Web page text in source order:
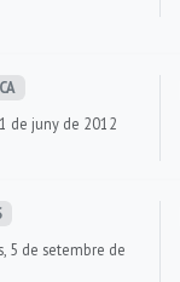
de juny de 2012
5 de setembre de